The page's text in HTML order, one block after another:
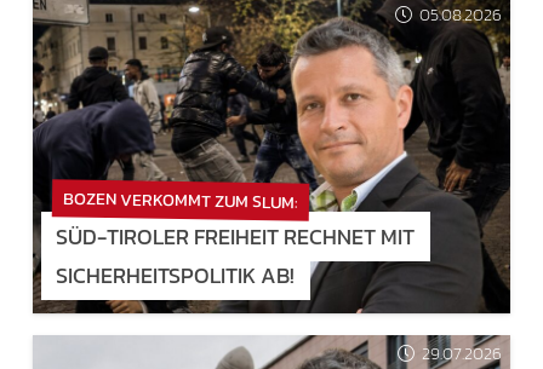
05.08.2026
BOZEN VERKOMMT ZUM SLUM:
SÜD-TIROLER FREIHEIT RECHNET MIT
SICHERHEITSPOLITIK AB!
29.07.2026